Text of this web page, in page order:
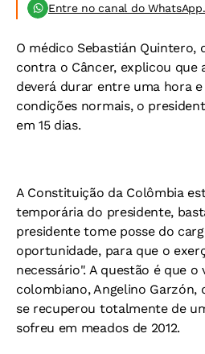
Entre no canal do WhatsApp.
O médico Sebastián Quintero,
contra o Câncer, explicou que
deverá durar entre uma hora
condições normais, o
em 15 dias.
A Constituição da Colômbia
temporária do presidente,
presidente tome posse do
oportunidade, para que o
necessário". A questão é que
colombiano, Angelino Garzón,
se recuperou totalmente de
sofreu em meados de 2012.